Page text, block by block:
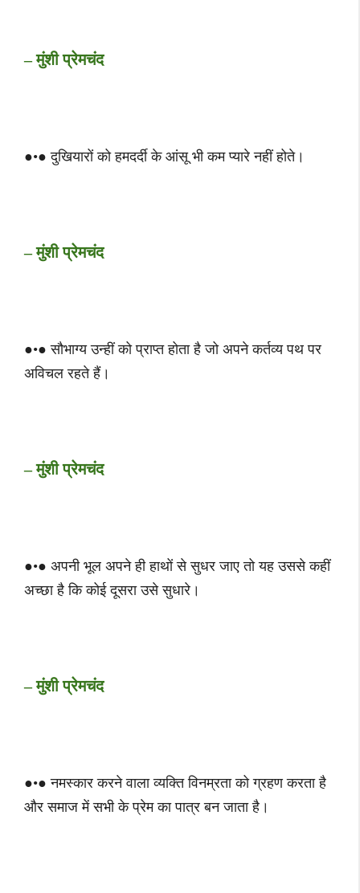
– मुंशी प्रेमचंद
●•● दुखियारों को हमदर्दी के आंसू भी कम प्यारे नहीं होते।
– मुंशी प्रेमचंद
●•● सौभाग्य उन्हीं को प्राप्त होता है जो अपने कर्तव्य पथ पर
अविचल रहते हैं।
– मुंशी प्रेमचंद
●•● अपनी भूल अपने ही हाथों से सुधर जाए तो यह उससे कहीं
अच्छा है कि कोई दूसरा उसे सुधारे।
– मुंशी प्रेमचंद
●•● नमस्कार करने वाला व्यक्ति विनम्रता को ग्रहण करता है
और समाज में सभी के प्रेम का पात्र बन जाता है।